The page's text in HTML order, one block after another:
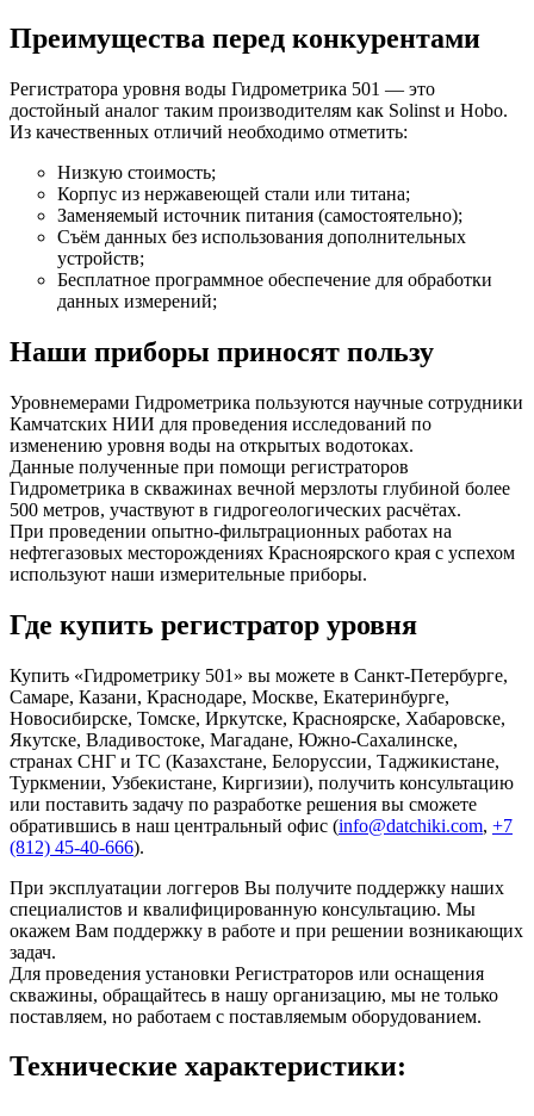
Преимущества перед конкурентами
Регистратора уровня воды Гидрометрика 501 — это
достойный аналог таким производителям как Solinst и Hobo.
Из качественных отличий необходимо отметить:
Низкую стоимость;
Корпус из нержавеющей стали или титана;
Заменяемый источник питания (самостоятельно);
Съём данных без использования дополнительных
устройств;
Бесплатное программное обеспечение для обработки
данных измерений;
Наши приборы приносят пользу
Уровнемерами Гидрометрика пользуются научные сотрудники
Камчатских НИИ для проведения исследований по
изменению уровня воды на открытых водотоках.
Данные полученные при помощи регистраторов
Гидрометрика в скважинах вечной мерзлоты глубиной более
500 метров, участвуют в гидрогеологических расчётах.
При проведении опытно-фильтрационных работах на
нефтегазовых месторождениях Красноярского края с успехом
используют наши измерительные приборы.
Где купить регистратор уровня
Купить «Гидрометрику 501» вы можете в Санкт-Петербурге,
Самаре, Казани, Краснодаре, Москве, Екатеринбурге,
Новосибирске, Томске, Иркутске, Красноярске, Хабаровске,
Якутске, Владивостоке, Магадане, Южно-Сахалинске,
странах СНГ и ТС (Казахстане, Белоруссии, Таджикистане,
Туркмении, Узбекистане, Киргизии), получить консультацию
или поставить задачу по разработке решения вы сможете
обратившись в наш центральный офис (info@datchiki.com, +7
(812) 45-40-666).
При эксплуатации логгеров Вы получите поддержку наших
специалистов и квалифицированную консультацию. Мы
окажем Вам поддержку в работе и при решении возникающих
задач.
Для проведения установки Регистраторов или оснащения
скважины, обращайтесь в нашу организацию, мы не только
поставляем, но работаем с поставляемым оборудованием.
Технические характеристики: